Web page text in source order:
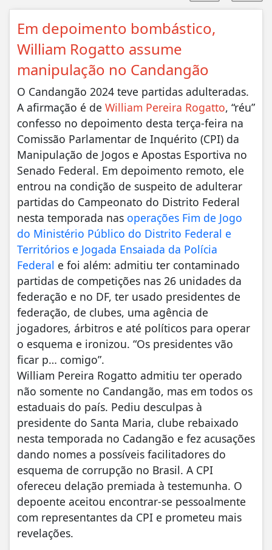
Em depoimento bombástico,
William Rogatto assume
manipulação no Candangão
O Candangão 2024 teve partidas adulteradas.
A afirmação é de William Pereira Rogatto, “réu”
confesso no depoimento desta terça-feira na
Comissão Parlamentar de Inquérito (CPI) da
Manipulação de Jogos e Apostas Esportiva no
Senado Federal. Em depoimento remoto, ele
entrou na condição de suspeito de adulterar
partidas do Campeonato do Distrito Federal
nesta temporada nas operações Fim de Jogo
do Ministério Público do Distrito Federal e
Territórios e Jogada Ensaiada da Polícia
Federal e foi além: admitiu ter contaminado
partidas de competições nas 26 unidades da
federação e no DF, ter usado presidentes de
federação, de clubes, uma agência de
jogadores, árbitros e até políticos para operar
o esquema e ironizou. “Os presidentes vão
ficar p… comigo”.
William Pereira Rogatto admitiu ter operado
não somente no Candangão, mas em todos os
estaduais do país. Pediu desculpas à
presidente do Santa Maria, clube rebaixado
nesta temporada no Cadangão e fez acusações
dando nomes a possíveis facilitadores do
esquema de corrupção no Brasil. A CPI
ofereceu delação premiada à testemunha. O
depoente aceitou encontrar-se pessoalmente
com representantes da CPI e prometeu mais
revelações.